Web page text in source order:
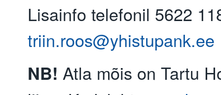
Lisainfo telefonil 5622
triin.roos@yhistupank.ee
NB! Atla mõis on Tartu